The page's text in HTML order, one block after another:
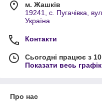
м. Жашків
19241, с. Пугачівка,
Україна
Контакти
Сьогодні працює з
Показати весь
Про нас